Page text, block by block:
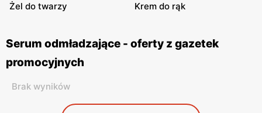
Żel do twarzy
Krem do rąk
Serum odmładzające - oferty z gazetek
promocyjnych
Brak wyników